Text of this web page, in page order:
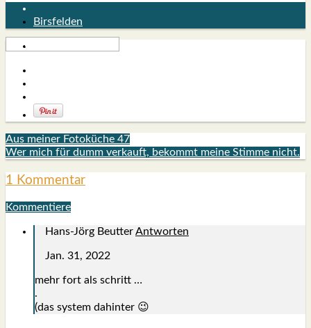
Birsfelden
Aus meiner Fotoküche 47
Wer mich für dumm verkauft, bekommt meine Stimme nicht.
1 Kommentar
Kommentiere
Hans-Jörg BeutterAntworten
Jan. 31, 2022
mehr fort als schritt …
.
(das sys­tem dahin­ter 😉